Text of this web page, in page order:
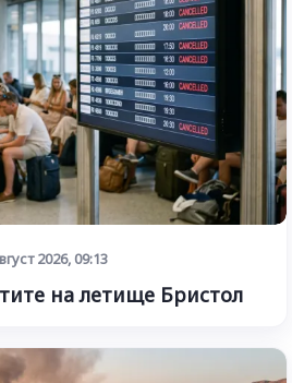
2026, 09:13
на летище Бристол